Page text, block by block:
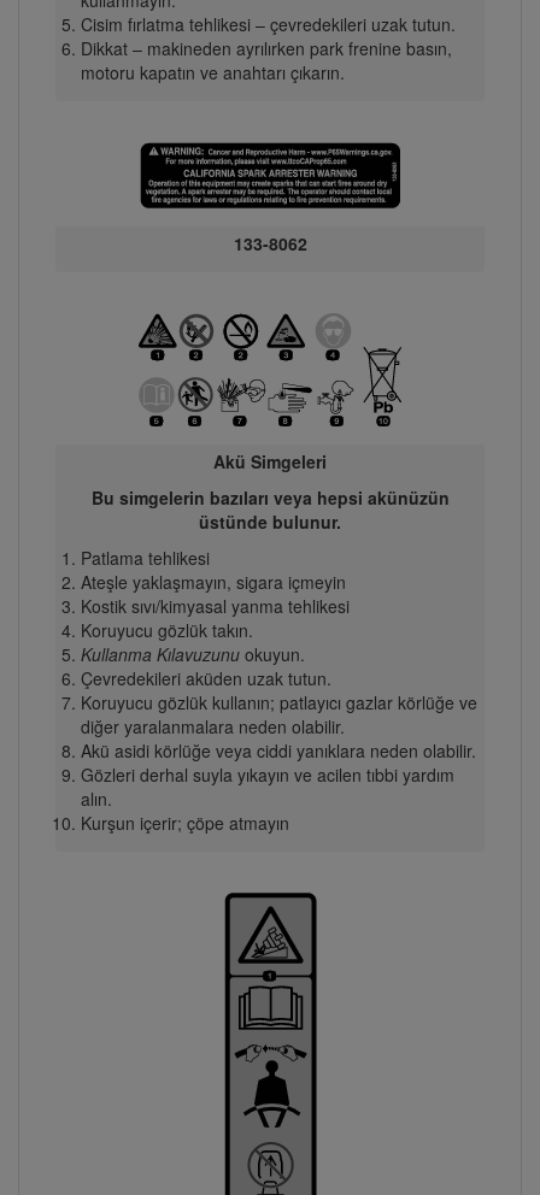
Cisim fırlatma tehlikesi – çevredekileri uzak tutun.
Dikkat – makineden ayrılırken park frenine basın,
motoru kapatın ve anahtarı çıkarın.
133-8062
Akü Simgeleri
Bu simgelerin bazıları veya hepsi akünüzün
üstünde bulunur.
Patlama tehlikesi
Ateşle yaklaşmayın, sigara içmeyin
Kostik sıvı/kimyasal yanma tehlikesi
Koruyucu gözlük takın.
Kullanma Kılavuzunuokuyun.
Çevredekileri aküden uzak tutun.
Koruyucu gözlük kullanın; patlayıcı gazlar körlüğe ve
diğer yaralanmalara neden olabilir.
Akü asidi körlüğe veya ciddi yanıklara neden olabilir.
Gözleri derhal suyla yıkayın ve acilen tıbbi yardım
alın.
Kurşun içerir; çöpe atmayın